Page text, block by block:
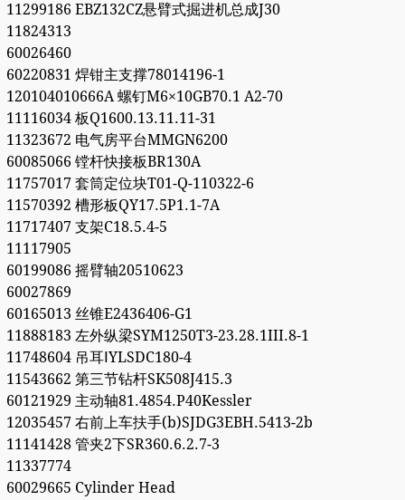
11299186 EBZ132CZ悬臂式掘进机总成J30
11824313
60026460
60220831 焊钳主支撑78014196-1
120104010666A 螺钉M6×10GB70.1 A2-70
11116034 板Q1600.13.11.11-31
11323672 电气房平台MMGN6200
60085066 镗杆快接板BR130A
11757017 套筒定位块T01-Q-110322-6
11570392 槽形板QY17.5P1.1-7A
11717407 支架C18.5.4-5
11117905
60199086 摇臂轴20510623
60027869
60165013 丝锥E2436406-G1
11888183 左外纵梁SYM1250T3-23.28.1III.8-1
11748604 吊耳ⅠYLSDC180-4
11543662 第三节钻杆SK508J415.3
60121929 主动轴81.4854.P40Kessler
12035457 右前上车扶手(b)SJDG3EBH.5413-2b
11141428 管夹2下SR360.6.2.7-3
11337774
60029665 Cylinder Head